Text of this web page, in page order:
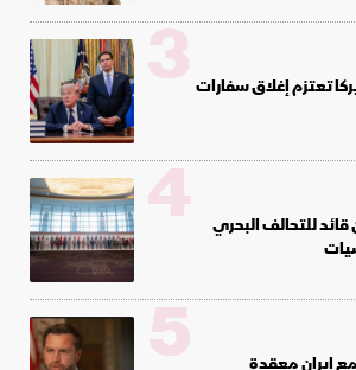
تعتزم إغلاق سفارات3
للتحالف البحري
4
إيران معقدة
5